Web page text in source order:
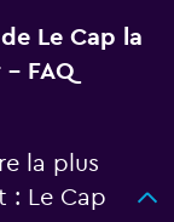
Le Cap la
- FAQ
la plus
: Le Cap